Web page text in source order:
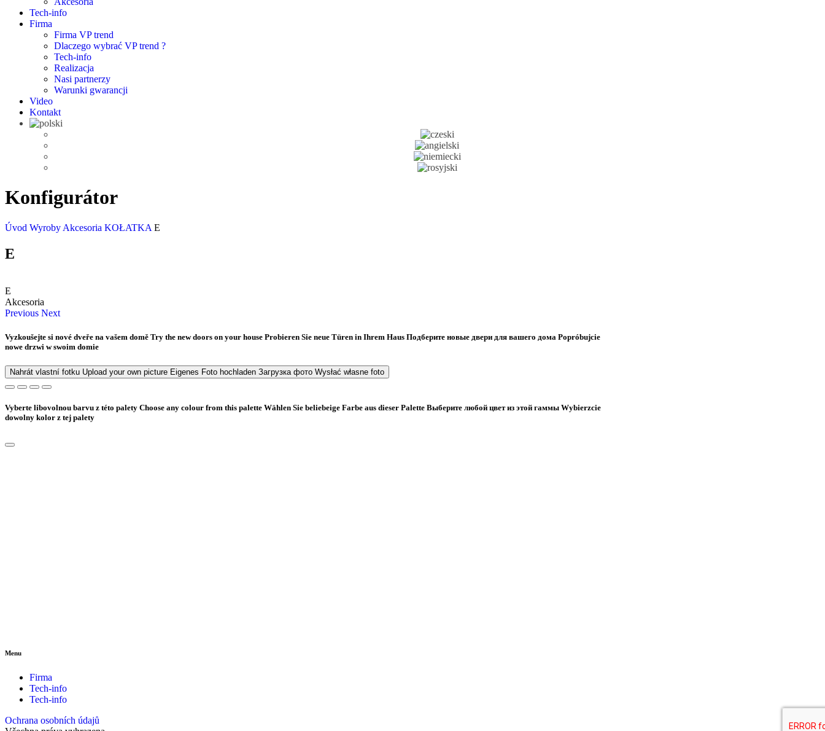
Tech-info
Firma
Firma VP trend
Dlaczego wybrać VP trend ?
Tech-info
Realizacja
Nasi partnerzy
Warunki gwarancji
Video
Kontakt
Konfigurátor
Úvod Wyroby Akcesoria KOŁATKA E
E
E
Akcesoria
Previous Next
Vyzkoušejte si nové dveře na vašem domě Try the new doors on your house Probieren Sie neue Türen in Ihrem Haus Подберите новые двери для вашего дома Popróbujcie
nowe drzwi w swoim domie
Nahrát vlastní fotku Upload your own picture Eigenes Foto hochladen Загрузка фото Wysłać własne foto
Vyberte libovolnou barvu z této palety Choose any colour from this palette Wählen Sie beliebeige Farbe aus dieser Palette Bыберите любой цвет из этой гаммы Wybierzcie
dowolny kolor z tej palety
Menu
Firma
Tech-info
Tech-info
Ochrana osobních údajů